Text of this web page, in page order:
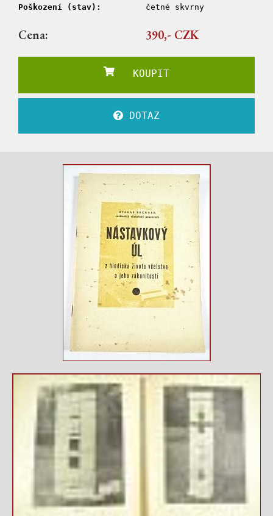
Poškození (stav):
četné skvrny
Cena: 390,- CZK
KOUPIT
DOTAZ